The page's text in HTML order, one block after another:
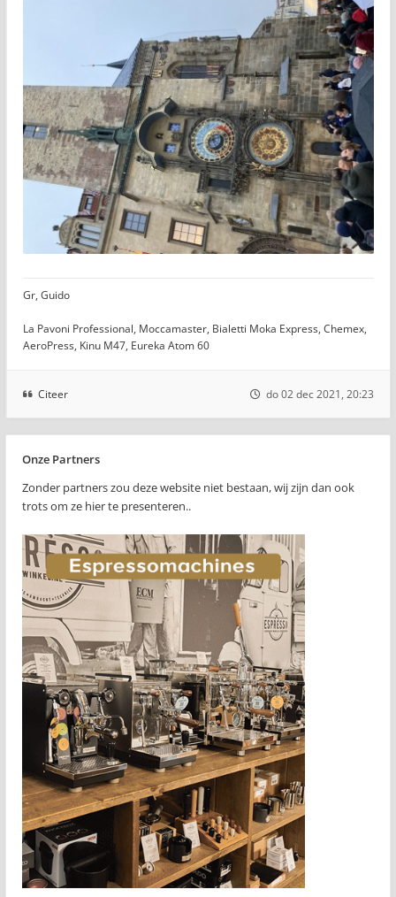
Gr, Guido
La Pavoni Professional, Moccamaster, Bialetti Moka Express, Chemex,
AeroPress, Kinu M47, Eureka Atom 60
Citeer do 02 dec 2021, 20:23
Onze Partners
Zonder partners zou deze website niet bestaan, wij zijn dan ook
trots om ze hier te presenteren..